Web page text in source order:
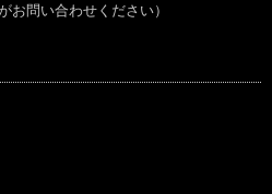
お問い合わせください）